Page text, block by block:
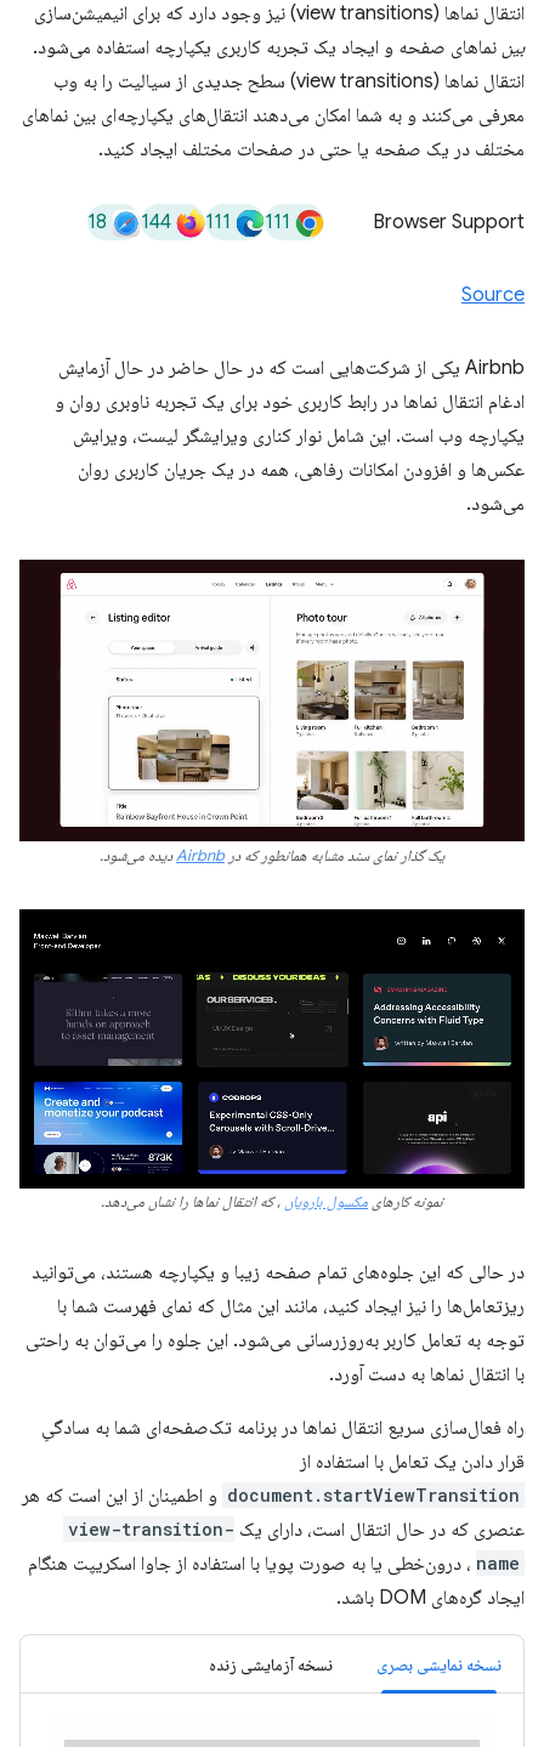
انتقال نماها (view transitions) نیز وجود دارد که برای انیمیشن‌سازی
بین نماهای صفحه و ایجاد یک تجربه کاربری یکپارچه استفاده می‌شود.
انتقال نماها (view transitions) سطح جدیدی از سیالیت را به وب
معرفی می‌کنند و به شما امکان می‌دهند انتقال‌های یکپارچه‌ای بین نماهای
مختلف در یک صفحه یا حتی در صفحات مختلف ایجاد کنید.
Browser Support
111
111
144
18
Source
Airbnb یکی از شرکت‌هایی است که در حال حاضر در حال آزمایش
ادغام انتقال نماها در رابط کاربری خود برای یک تجربه ناوبری روان و
یکپارچه وب است. این شامل نوار کناری ویرایشگر لیست، ویرایش
عکس‌ها و افزودن امکانات رفاهی، همه در یک جریان کاربری روان
می‌شود.
یک گذار نمای سند مشابه همانطور که درAirbnbدیده می‌شود.
نمونه کارهایمکسول بارویان، که انتقال نماها را نشان می‌دهد.
در حالی که این جلوه‌های تمام صفحه زیبا و یکپارچه هستند، می‌توانید
ریزتعامل‌ها را نیز ایجاد کنید، مانند این مثال که نمای فهرست شما با
توجه به تعامل کاربر به‌روزرسانی می‌شود. این جلوه را می‌توان به راحتی
با انتقال نماها به دست آورد.
راه فعال‌سازی سریع انتقال نماها در برنامه تک‌صفحه‌ای شما به سادگیِ
قرار دادن یک تعامل با استفاده از
document.startViewTransition و اطمینان از این است که هر
عنصری که در حال انتقال است، دارای یک view-transition-
name ، درون‌خطی یا به صورت پویا با استفاده از جاوا اسکریپت هنگام
ایجاد گره‌های DOM باشد.
نسخه نمایشی بصری نسخه آزمایشی زنده